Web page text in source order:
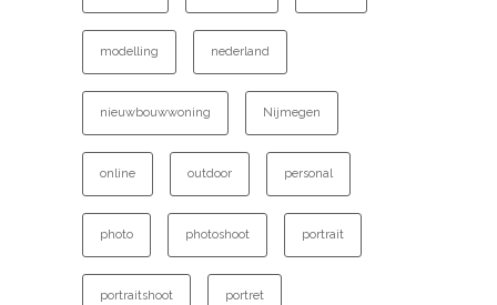
modelling nederland
nieuwbouwwoning Nijmegen
online outdoor personal
photo photoshoot portrait
portraitshoot portret